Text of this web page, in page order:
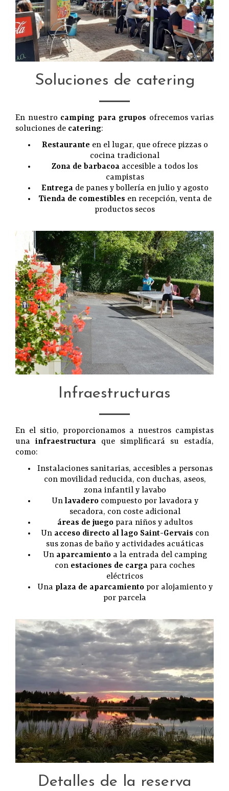
Soluciones de catering
En nuestro camping para grupos ofrecemos varias
soluciones de catering:
Restaurante en el lugar, que ofrece pizzas o
cocina tradicional
Zona de barbacoa accesible a todos los
campistas
Entregade panes y bollería en julio y agosto
Tienda de comestibles en recepción, venta de
productos secos
Infraestructuras
En el sitio, proporcionamos a nuestros campistas
una infraestructura que simplificará su estadía,
como:
Instalaciones sanitarias, accesibles a personas
con movilidad reducida, con duchas, aseos,
zona infantil y lavabo
Unlavaderocompuesto por lavadora y
secadora, con coste adicional
áreas de juegopara niños y adultos
Un acceso directo al lago Saint-Gervais con
sus zonas de baño y actividades acuáticas
Un aparcamientoa la entrada del camping
con estaciones de carga para coches
eléctricos
Una plaza de aparcamientopor alojamiento y
por parcela
Detalles de la reserva